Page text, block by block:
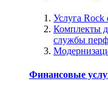
Услуга Rock
Комплекты
службы
Финансовые